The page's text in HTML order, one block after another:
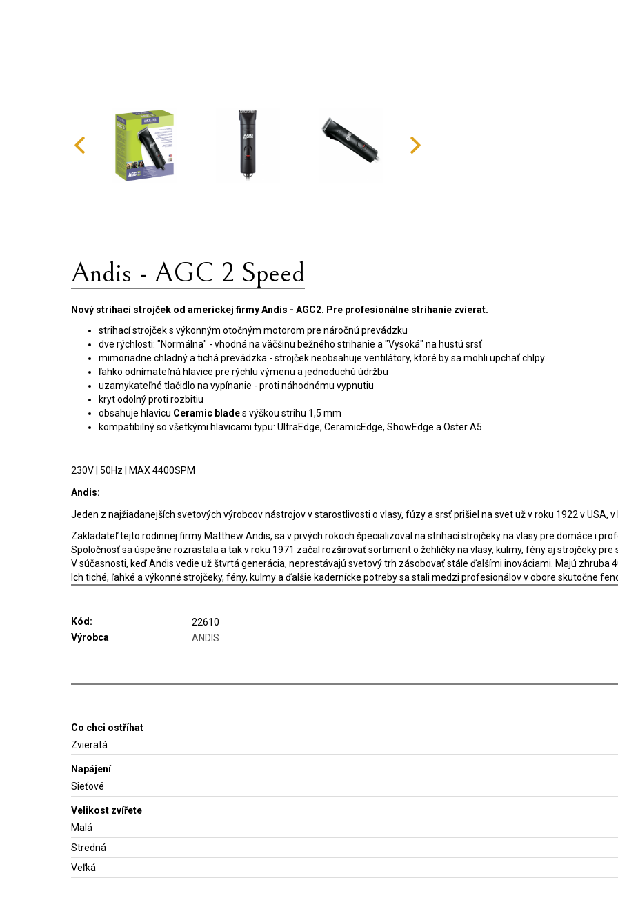
Andis - AGC 2 Speed
Nový strihací strojček od americkej firmy Andis - AGC2. Pre profesionálne strihanie zvierat.
strihací strojček s výkonným otočným motorom pre náročnú prevádzku
dve rýchlosti: "Normálna" - vhodná na väčšinu bežného strihanie a "Vysoká" na hustú srsť
mimoriadne chladný a tichá prevádzka - strojček neobsahuje ventilátory, ktoré by sa mohli upchať chlpy
ľahko odnímateľná hlavice pre rýchlu výmenu a jednoduchú údržbu
uzamykateľné tlačidlo na vypínanie - proti náhodnému vypnutiu
kryt odolný proti rozbitiu
obsahuje hlavicu Ceramic blades výškou strihu 1,5 mm
kompatibilný so všetkými hlavicami typu: UltraEdge, CeramicEdge, ShowEdge a Oster A5
230V | 50Hz | MAX 4400SPM
Andis:
Jeden z najžiadanejších svetových výrobcov nástrojov v starostlivosti o vlasy, fúzy a srsť prišiel na svet už v roku 1922 v USA, v
Zakladateľ tejto rodinnej firmy Matthew Andis, sa v prvých rokoch špecializoval na strihací strojčeky na vlasy pre domáce i
Spoločnosť sa úspešne rozrastala a tak v roku 1971 začal rozširovať sortiment o žehličky na vlasy, kulmy, fény aj strojčeky
V súčasnosti, keď Andis vedie už štvrtá generácia, neprestávajú svetový trh zásobovať stále ďalšími inováciami. Majú zhruba
Ich tiché, ľahké a výkonné strojčeky, fény, kulmy a ďalšie kadernícke potreby sa stali medzi profesionálov v obore skutočne
Kód:
22610
Výrobca
ANDIS
Co chci ostříhat
Zvieratá
Napájení
Sieťové
Velikost zvířete
Malá
Stredná
Veľká